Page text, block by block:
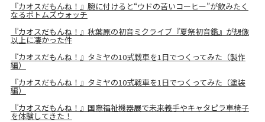
『カオスだもんね！』腕に付けると“ウドの苦いコーヒー”が飲みたく
なるボトムズウォッチ
『カオスだもんね！』秋葉原の初音ミクライブ『夏祭初音鑑』が想像
以上に凄かった件
『カオスだもんね！』タミヤの10式戦車を1日でつくってみた（製作
編）
『カオスだもんね！』タミヤの10式戦車を1日でつくってみた（塗装
編）
『カオスだもんね！』国際福祉機器展で未来義手やキャタピラ車椅子
を体験してきた！